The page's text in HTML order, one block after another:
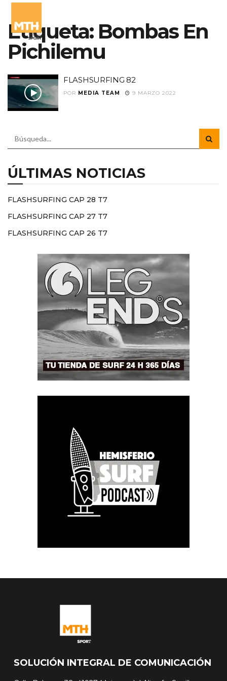
Etiqueta: Bombas En
Pichilemu
FLASHSURFING 82
POR MEDIA TEAM 9 MARZO 2022
ÚLTIMAS NOTICIAS
FLASHSURFING CAP 28 T7
FLASHSURFING CAP 27 T7
FLASHSURFING CAP 26 T7
SOLUCIÓN INTEGRAL DE COMUNICACIÓN